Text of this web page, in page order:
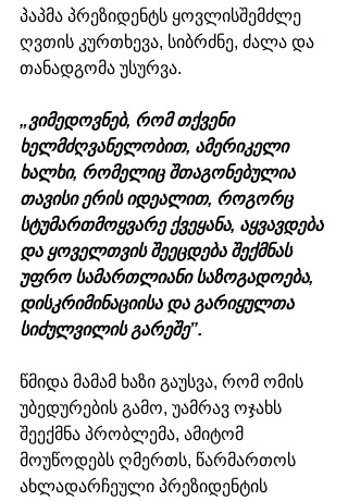
პაპმა პრეზიდენტს ყოვლისშემძლე
ღვთის კურთხევა, სიბრძნე, ძალა და
თანადგომა უსურვა.
„ვიმედოვნებ, რომ თქვენი
ხელმძღვანელობით, ამერიკელი
ხალხი, რომელიც შთაგონებულია
თავისი ერის იდეალით, როგორც
სტუმართმოყვარე ქვეყანა, აყვავდება
და ყოველთვის შეეცდება შექმნას
უფრო სამართლიანი საზოგადოება,
დისკრიმინაციისა და გარიყულთა
სიძულვილის გარეშე”.
წმიდა მამამ ხაზი გაუსვა, რომ ომის
უბედურების გამო, უამრავ ოჯახს
შეექმნა პრობლემა, ამიტომ
მოუწოდებს ღმერთს, წარმართოს
ახლადარჩეული პრეზიდენტის